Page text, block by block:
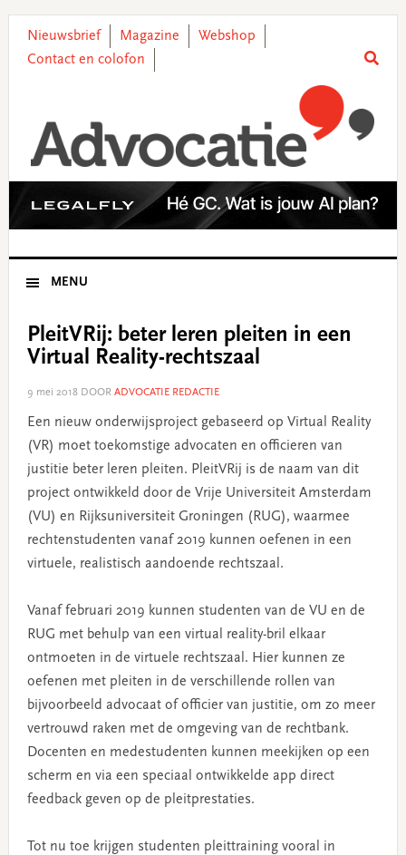
primary
main
primary
footer
Nieuwsbrief Magazine
Webshop
Contact en colofon
MENU
PleitVRij: beter leren pleiten in een
Virtual Reality-rechtszaal
9 mei 2018DOOR ADVOCATIE REDACTIE
Een nieuw onderwijsproject gebaseerd op Virtual Reality
(VR) moet toekomstige advocaten en officieren van
justitie beter leren pleiten. PleitVRij is de naam van dit
project ontwikkeld door de Vrije Universiteit Amsterdam
(VU) en Rijksuniversiteit Groningen (RUG), waarmee
rechtenstudenten vanaf 2019 kunnen oefenen in een
virtuele, realistisch aandoende rechtszaal.
Vanaf februari 2019 kunnen studenten van de VU en de
RUG met behulp van een virtual reality-bril elkaar
ontmoeten in de virtuele rechtszaal. Hier kunnen ze
oefenen met pleiten in de verschillende rollen van
bijvoorbeeld advocaat of officier van justitie, om zo meer
vertrouwd raken met de omgeving van de rechtbank.
Docenten en medestudenten kunnen meekijken op een
scherm en via een speciaal ontwikkelde app direct
feedback geven op de pleitprestaties.
Tot nu toe krijgen studenten pleittraining vooral in